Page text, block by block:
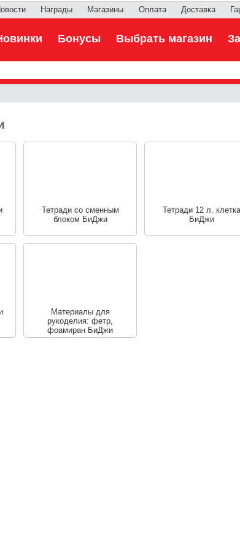
Награды Магазины Оплата Доставка
Бонусы Выбрать магазин
Тетради со сменным
блоком БиДжи
Тетради 12 л. клетка
БиДжи
Материалы для
рукоделия: фетр,
фоамиран БиДжи